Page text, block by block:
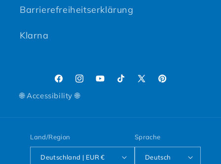
Barrierefreiheitserklärung
Klarna
FacebookInstagram
YouTubeTikTokX (Twitter)
Pinterest
🌐 Accessibility 🌐
Land/Region
Deutschland | EUR €
Sprache
Deutsch